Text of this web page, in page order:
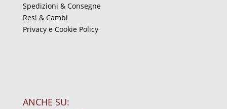
Spedizioni & Consegne
Resi & Cambi
Privacy e Cookie Policy
ANCHE SU: